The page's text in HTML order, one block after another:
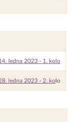
ledna 2023 - 1. kolo
ledna 2023 - 2. kolo